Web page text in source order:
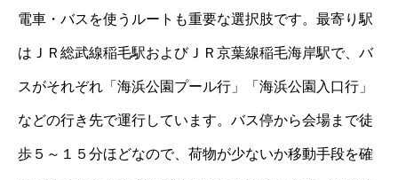
電車・バスを使うルートも重要な選択肢です。最寄り駅
はＪＲ総武線稲毛駅およびＪＲ京葉線稲毛海岸駅で、バ
スがそれぞれ「海浜公園プール行」「海浜公園入口行」
などの行き先で運行しています。バス停から会場まで徒
歩５～１５分ほどなので、荷物が少ないか移動手段を確